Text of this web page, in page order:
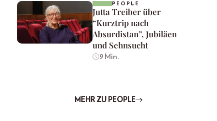
PEOPLE
Jutta Treiber über
“Kurztrip nach
Absurdistan”, Jubiläen
und Sehnsucht
9 Min.
MEHR ZU PEOPLE